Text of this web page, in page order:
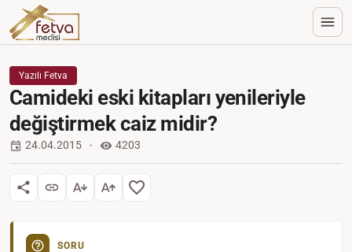
Yazılı Fetva
Camideki eski kitapları yenileriyle
değiştirmek caiz midir?
24.04.2015 4203
SORU